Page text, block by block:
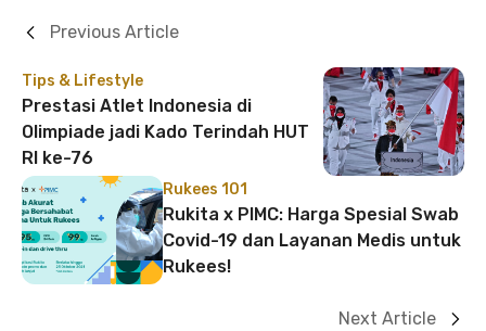
Tips & Lifestyle
Prestasi Atlet Indonesia di
Olimpiade jadi Kado Terindah HUT
RI ke-76
Previous Article
Rukees 101
Rukita x PIMC: Harga Spesial Swab
Covid-19 dan Layanan Medis untuk
Rukees!
Next Article